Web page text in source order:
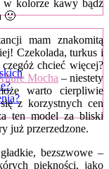
w kolorze kawy bądź
🙂
mam znakomitą
Czekolada, turkus i
chcieć więcej?
Mocha – niestety
warto cierpliwie
z korzystnych cen
ten model za bliski
już przerzedzone.
bezszwowe –
piękności, jako